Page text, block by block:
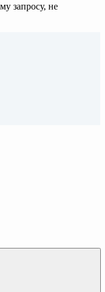
запросу, не